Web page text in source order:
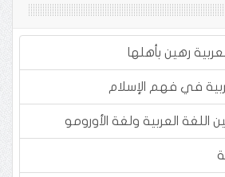
رهين بأهلها
في فهم الإسلام
اللغة العربية ولغة الأورومو